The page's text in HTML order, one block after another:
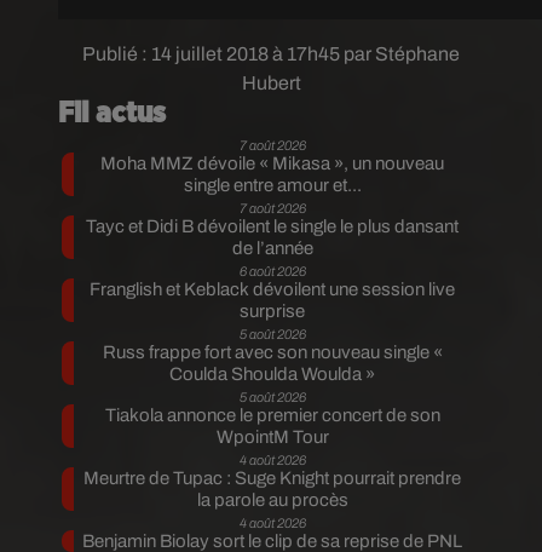
Publié : 14 juillet 2018 à 17h45 par Stéphane
Hubert
Fil actus
7 août 2026
Moha MMZ dévoile « Mikasa », un nouveau
single entre amour et...
7 août 2026
Tayc et Didi B dévoilent le single le plus dansant
de l’année
6 août 2026
Franglish et Keblack dévoilent une session live
surprise
5 août 2026
Russ frappe fort avec son nouveau single «
Coulda Shoulda Woulda »
5 août 2026
Tiakola annonce le premier concert de son
WpointM Tour
4 août 2026
Meurtre de Tupac : Suge Knight pourrait prendre
la parole au procès
4 août 2026
Benjamin Biolay sort le clip de sa reprise de PNL